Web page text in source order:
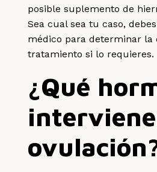
posible suplemento de
Sea cual sea tu caso,
médico para determinar la
tratamiento si lo requieres.
¿Qué